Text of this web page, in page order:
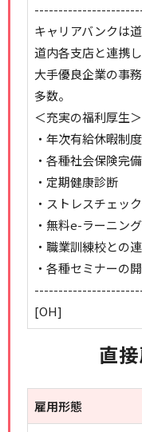
キャリアバンクは
道内各支店と連携
大手優良企業の事
多数。
＜充実の福利厚生＞
・年次有給休暇制度
・各種社会保険完備
・定期健康診断
・ストレスチェック
・無料e-ラーニン
・職業訓練校との
・各種セミナーの
[OH]
直
雇用形態